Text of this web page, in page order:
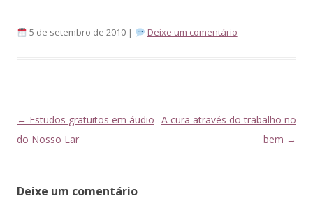
5 de setembro de 2010 | Deixe um comentário
Navegação
de
← Estudos gratuitos em áudio
do Nosso Lar
A cura através do trabalho no
bem →
Deixe um comentário